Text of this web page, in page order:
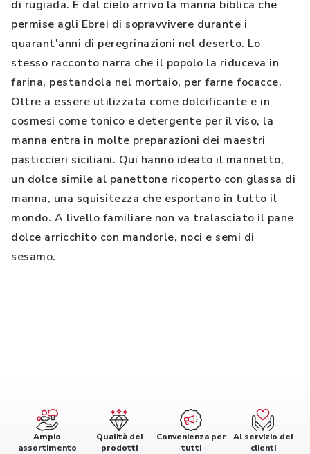
di rugiada. E dal cielo arrivo la manna biblica che
permise agli Ebrei di sopravvivere durante i
quarant'anni di peregrinazioni nel deserto. Lo
stesso racconto narra che il popolo la riduceva in
farina, pestandola nel mortaio, per farne focacce.
Oltre a essere utilizzata come dolcificante e in
cosmesi come tonico e detergente per il viso, la
manna entra in molte preparazioni dei maestri
pasticcieri siciliani. Qui hanno ideato il mannetto,
un dolce simile al panettone ricoperto con glassa di
manna, una squisitezza che esportano in tutto il
mondo. A livello familiare non va tralasciato il pane
dolce arricchito con mandorle, noci e semi di
sesamo.
Ampio
assortimento
Qualità dei
prodotti
Convenienza per
tutti
Al servizio dei
clienti